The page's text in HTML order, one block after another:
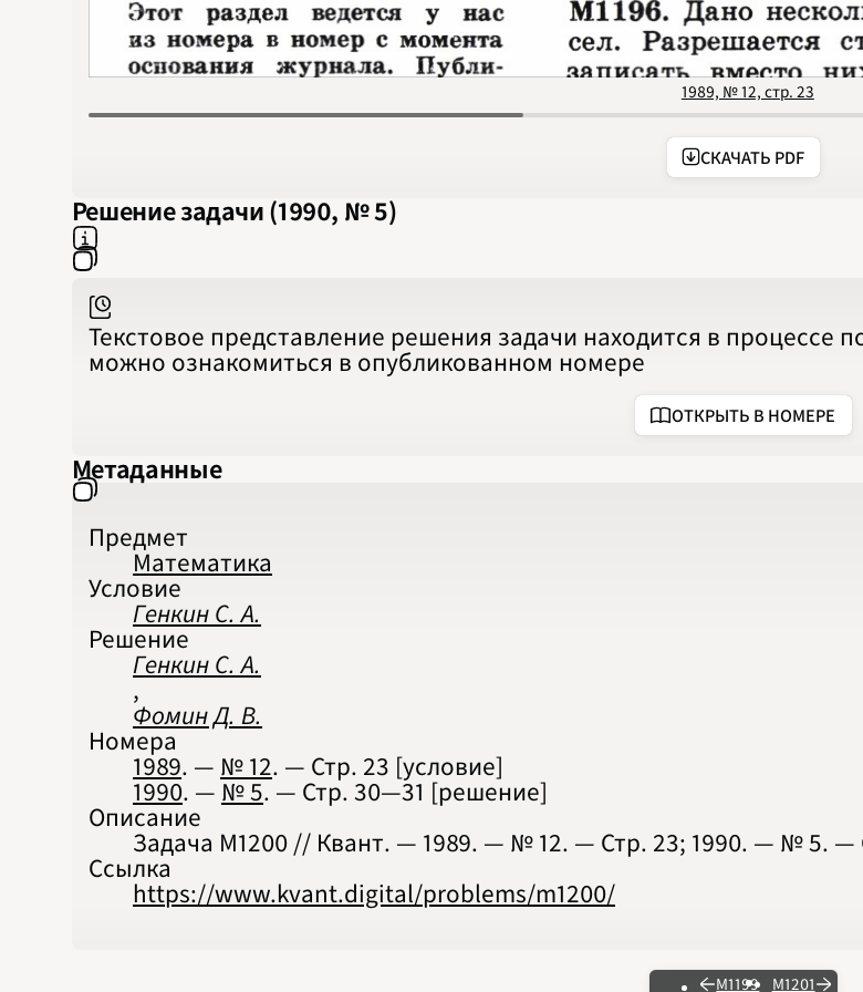
2020
2021
2022
2023
2024
2025
2026
ПОДРОБНО
1989, № 12, стр. 23
СКАЧАТЬ PDF
Решение задачи (1990, № 5)
Текстовое представление решения задачи находится в процессе
можно ознакомиться в опубликованном номере
ОТКРЫТЬ В НОМЕРЕ
Метаданные
Предмет
Математика
Условие
Генкин С. А.
Решение
Генкин С. А.
,
Фомин Д. В.
Номера
1989. — № 12. — Стр. 23 [условие]
1990. — № 5. — Стр.30—31 [решение]
Описание
Задача М1200 // Квант. — 1989. — № 12. — Стр. 23; 1990. — № 5. —
Ссылка
https://www.kvant.digital/problems/m1200/
М1199 М1201